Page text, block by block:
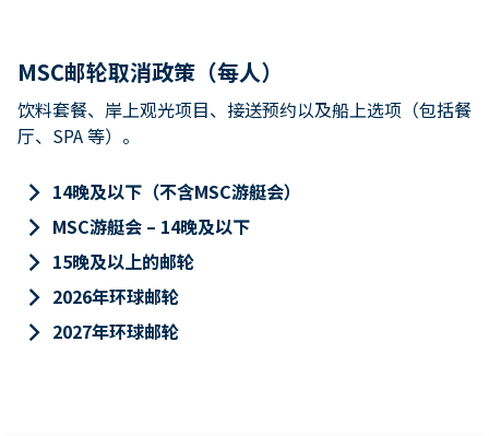
MSC邮轮取消政策（每人）
饮料套餐、岸上观光项目、接送预约以及船上选项（包括餐
厅、SPA 等）。
keyboard_arrow_right 14晚及以下（不含MSC游艇会）
keyboard_arrow_right MSC游艇会 – 14晚及以下
keyboard_arrow_right 15晚及以上的邮轮
keyboard_arrow_right 2026年环球邮轮
keyboard_arrow_right 2027年环球邮轮